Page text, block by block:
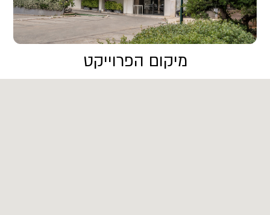
מיקום הפרוייקט